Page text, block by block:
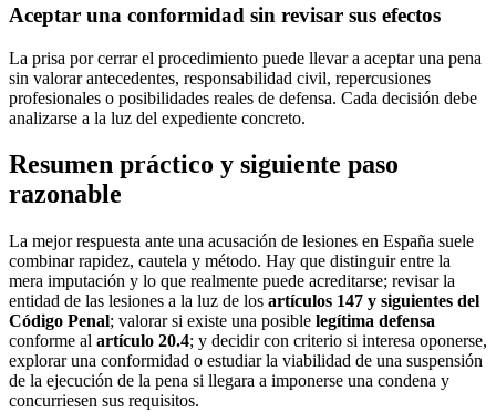
Aceptar una conformidad sin revisar sus efectos
La prisa por cerrar el procedimiento puede llevar a aceptar una pena
sin valorar antecedentes, responsabilidad civil, repercusiones
profesionales o posibilidades reales de defensa. Cada decisión debe
analizarse a la luz del expediente concreto.
Resumen práctico y siguiente paso
razonable
La mejor respuesta ante una acusación de lesiones en España suele
combinar rapidez, cautela y método. Hay que distinguir entre la
mera imputación y lo que realmente puede acreditarse; revisar la
entidad de las lesiones a la luz de los artículos 147 y siguientes del
Código Penal; valorar si existe una posible legítima defensa
conforme al artículo 20.4; y decidir con criterio si interesa oponerse,
explorar una conformidad o estudiar la viabilidad de una suspensión
de la ejecución de la pena si llegara a imponerse una condena y
concurriesen sus requisitos.